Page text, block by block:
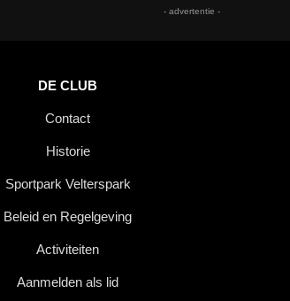
- advertentie -
DE CLUB
Contact
Historie
Sportpark Velterspark
Beleid en Regelgeving
Activiteiten
Aanmelden als lid